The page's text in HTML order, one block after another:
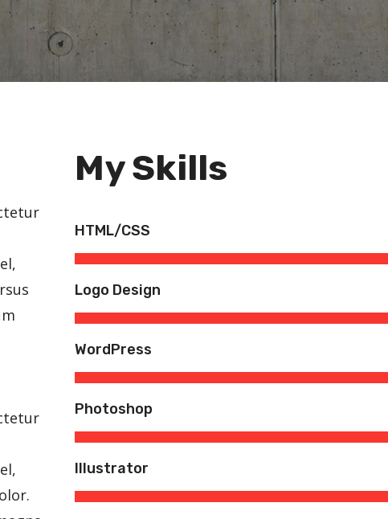
My Skills
HTML/CSS
Logo Design
WordPress
Photoshop
Illustrator